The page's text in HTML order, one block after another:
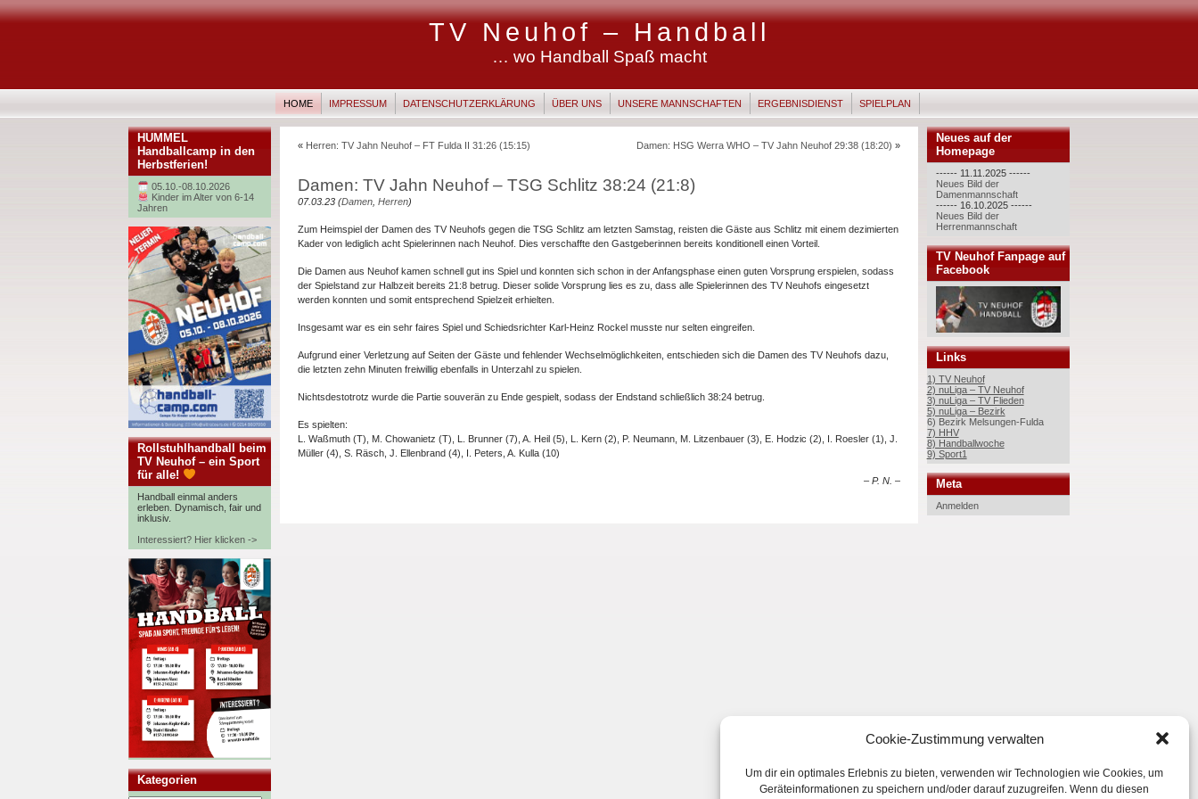
Cookie-Zustimmung verwalten
Um dir ein optimales Erlebnis zu bieten, verwenden wir Technologien wie Cookies, um
Geräteinformationen zu speichern und/oder darauf zuzugreifen. Wenn du diesen
TV Neuhof – Handball
… wo Handball Spaß macht
HOME IMPRESSUM DATENSCHUTZERKLÄRUNG ÜBER UNS UNSERE MANNSCHAFTEN ERGEBNISDIENST SPIELPLAN
HUMMEL
Handballcamp in den
Herbstferien!
05.10.-08.10.2026
Kinder im Alter von 6-14
Jahren
Rollstuhlhandball beim
TV Neuhof – ein Sport
für alle!
Handball einmal anders
erleben. Dynamisch, fair und
inklusiv.
Interessiert? Hier klicken ->
Kategorien
Neues auf der
Homepage
------ 11.11.2025 ------
Neues Bild der
Damenmannschaft
------ 16.10.2025 ------
Neues Bild der
Herrenmannschaft
TV Neuhof Fanpage auf
Facebook
Links
1) TV Neuhof
2) nuLiga – TV Neuhof
3) nuLiga – TV Flieden
5) nuLiga – Bezirk
6) Bezirk Melsungen-Fulda
7) HHV
8) Handballwoche
9) Sport1
Meta
Anmelden
« Herren: TV Jahn Neuhof – FT Fulda II 31:26 (15:15) Damen: HSG Werra WHO – TV Jahn Neuhof 29:38 (18:20) »
Damen: TV Jahn Neuhof – TSG Schlitz 38:24 (21:8)
07.03.23 (Damen ,Herren)
Zum Heimspiel der Damen des TV Neuhofs gegen die TSG Schlitz am letzten Samstag, reisten die Gäste aus Schlitz mit einem dezimierten
Kader von lediglich acht Spielerinnen nach Neuhof. Dies verschaffte den Gastgeberinnen bereits konditionell einen Vorteil.
Die Damen aus Neuhof kamen schnell gut ins Spiel und konnten sich schon in der Anfangsphase einen guten Vorsprung erspielen, sodass
der Spielstand zur Halbzeit bereits 21:8 betrug. Dieser solide Vorsprung lies es zu, dass alle Spielerinnen des TV Neuhofs eingesetzt
werden konnten und somit entsprechend Spielzeit erhielten.
Insgesamt war es ein sehr faires Spiel und Schiedsrichter Karl-Heinz Rockel musste nur selten eingreifen.
Aufgrund einer Verletzung auf Seiten der Gäste und fehlender Wechselmöglichkeiten, entschieden sich die Damen des TV Neuhofs dazu,
die letzten zehn Minuten freiwillig ebenfalls in Unterzahl zu spielen.
Nichtsdestotrotz wurde die Partie souverän zu Ende gespielt, sodass der Endstand schließlich 38:24 betrug.
Es spielten:
L. Waßmuth (T), M. Chowanietz (T), L. Brunner (7), A. Heil (5), L. Kern (2), P. Neumann, M. Litzenbauer (3), E. Hodzic (2), I. Roesler (1), J.
Müller (4), S. Räsch, J. Ellenbrand (4), I. Peters, A. Kulla (10)
– P. N. –